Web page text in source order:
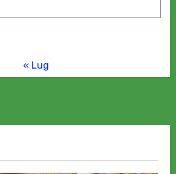
« Lug